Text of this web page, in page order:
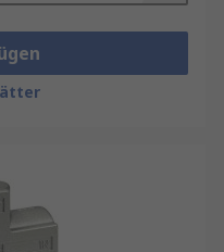
Betätigung
in einer